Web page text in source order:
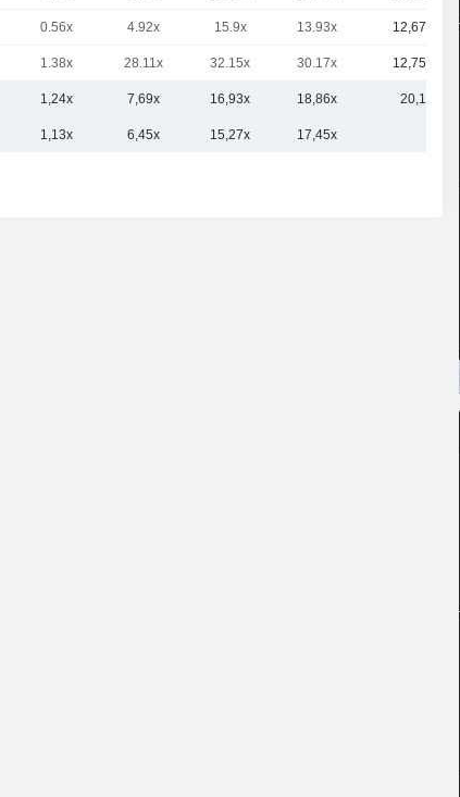
0.56x 4.92x 15.9x 13.93x 12,67 Md
1.38x 28.11x 32.15x 30.17x 12,75 Md
1,24x 7,69x 16,93x 18,86x 20,1 Md
1,13x 6,45x 15,27x 17,45x